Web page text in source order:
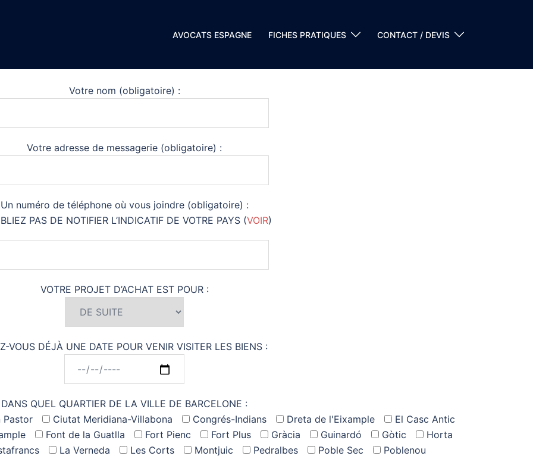
AVOCATS ESPAGNE FICHES PRATIQUES CONTACT / DEVIS
Votre nom (obligatoire) :
Votre adresse de messagerie (obligatoire) :
Un numéro de téléphone où vous joindre (obligatoire) :
PAS DE NOTIFIER L’INDICATIF DE VOTRE PAYS (VOIR)
VOTRE PROJET D’ACHAT EST POUR :
VOUS DÉJÀ UNE DATE POUR VENIR VISITER LES BIENS :
DANS QUEL QUARTIER DE LA VILLE DE BARCELONE :
Pastor Ciutat Meridiana-Villabona Congrés-Indians Dreta de l'Eixample
El Casc Antic
Font de la Guatlla Fort Pienc Fort Plus Gràcia Guinardó Gòtic
Horta
La Verneda Les Corts Montjuic Pedralbes Poble Sec
Poblenou